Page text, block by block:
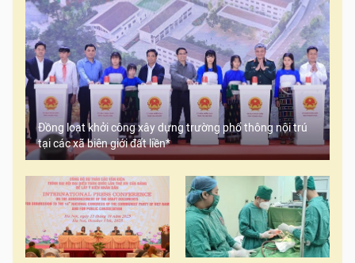
Đồng loạt khởi công xây dựng trường phổ thông nội trú
tại các xã biên giới đất liền*